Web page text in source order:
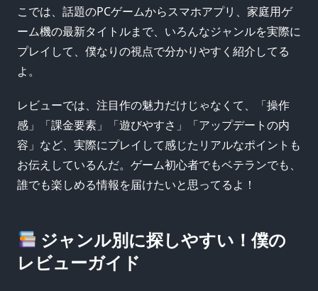
こでは、話題のPCゲームからスマホアプリ、家庭用ゲ
ーム機の最新タイトルまで、いろんなジャンルを実際に
プレイして、僕なりの視点で分かりやすく紹介してる
よ。
レビューでは、注目作の魅力だけじゃなくて、「操作
感」「課金要素」「遊びやすさ」「アップデートの内
容」など、実際にプレイして感じたリアルなポイントも
お伝えしているんだ。ゲーム初心者でもベテランでも、
誰でも楽しめる情報を届けたいと思ってるよ！
ジャンル別に探しやすい！僕の
レビューガイド